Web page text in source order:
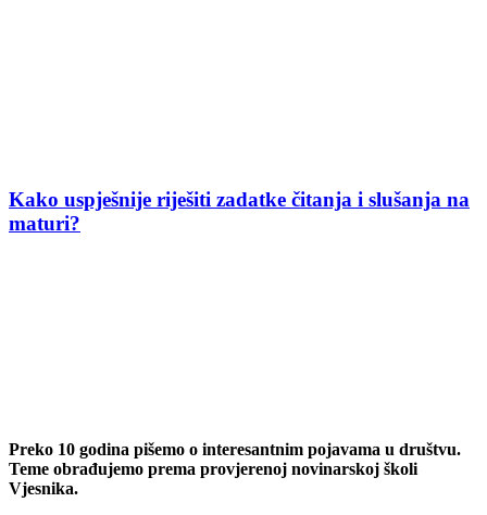
Kako uspješnije riješiti zadatke čitanja i slušanja na
maturi?
Preko 10 godina pišemo o interesantnim pojavama u društvu.
Teme obrađujemo prema provjerenoj novinarskoj školi
Vjesnika.